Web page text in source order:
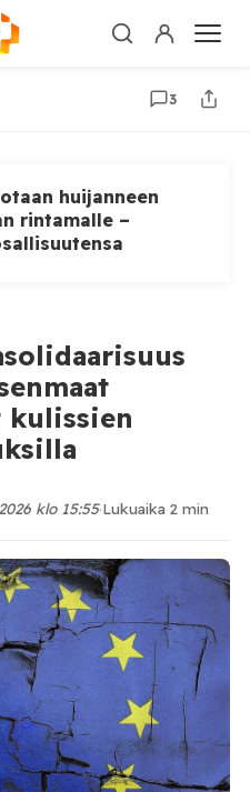
3
huijanneen
rintamalle –
kulissien
klo 15:55·Lukuaika 2 min